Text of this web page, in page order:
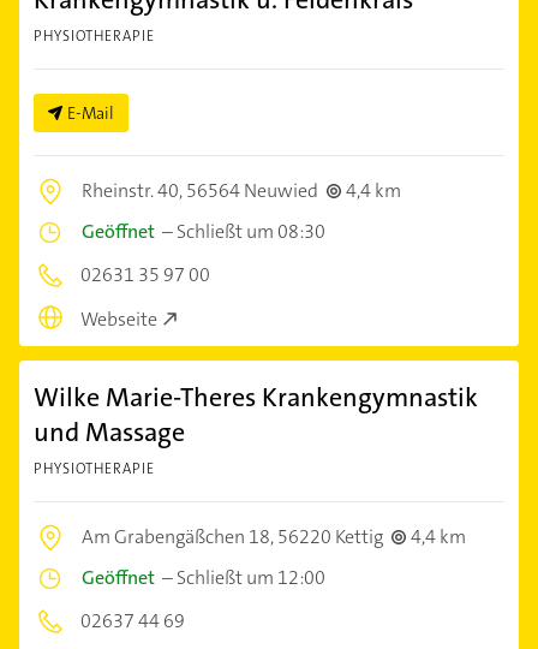
PHYSIOTHERAPIE
E-Mail
Rheinstr. 40,56564 Neuwied
4,4 km
Geöffnet –Schließt um 08:30
02631 35 97 00
Webseite
Wilke Marie-Theres Krankengymnastik
und Massage
PHYSIOTHERAPIE
Am Grabengäßchen 18,56220 Kettig
4,4 km
Geöffnet –Schließt um 12:00
02637 44 69